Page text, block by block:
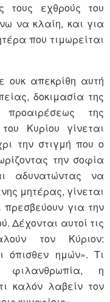
τους εχθρούς του
να κλαίη, και για
που τιμωρείται
ουκ απεκρίθη αυτή
δοκιμασία της
της
Κυρίου γίνεται
την στιγμή που ο
την σοφία
αδυνατώντας να
μητέρας, γίνεται
πρεσβεύουν για την
Δέχονται αυτοί τις
τον Κύριον:
όπισθεν ημών». Τι
η
καλόν λαβείν τον